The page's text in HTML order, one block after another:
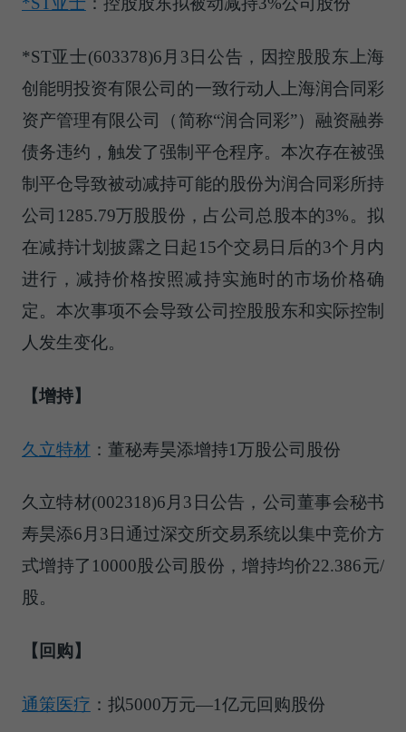
*ST亚士(603378)6月3日公告，因控股股东上海
创能明投资有限公司的一致行动人上海润合同彩
资产管理有限公司（简称“润合同彩”）融资融券
债务违约，触发了强制平仓程序。本次存在被强
制平仓导致被动减持可能的股份为润合同彩所持
公司1285.79万股股份，占公司总股本的3%。拟
在减持计划披露之日起15个交易日后的3个月内
进行，减持价格按照减持实施时的市场价格确
定。本次事项不会导致公司控股股东和实际控制
人发生变化。
【增持】
久立特材：董秘寿昊添增持1万股公司股份
久立特材(002318)6月3日公告，公司董事会秘书
寿昊添6月3日通过深交所交易系统以集中竞价方
式增持了10000股公司股份，增持均价22.386元/
股。
【回购】
通策医疗 ：拟5000万元—1亿元回购股份